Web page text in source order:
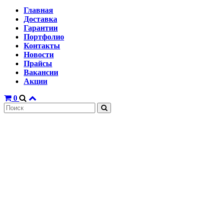
Главная
Доставка
Гарантии
Портфолио
Контакты
Новости
Прайсы
Вакансии
Акции
0